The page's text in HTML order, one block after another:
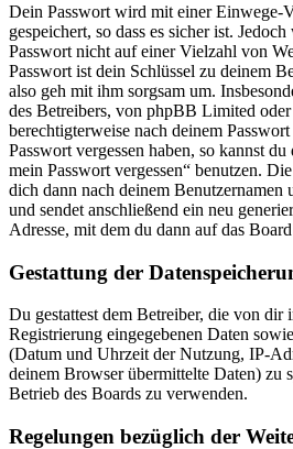
Dein Passwort wird mit einer Einwege-
gespeichert, so dass es sicher ist.
Passwort nicht auf einer Vielzahl von
Passwort ist dein Schlüssel zu deinem
also geh mit ihm sorgsam um.
des Betreibers, von phpBB Limited
berechtigterweise nach deinem
Passwort vergessen haben, so kannst
mein Passwort vergessen“ benutzen.
dich dann nach deinem
und sendet anschließend ein neu
Adresse, mit dem du dann auf das
Gestattung der
Du gestattest dem Betreiber, die von dir
Registrierung eingegebenen Daten
(Datum und Uhrzeit der Nutzung, IP-
deinem Browser übermittelte Daten) zu
Betrieb des Boards zu verwenden.
Regelungen bezüglich der